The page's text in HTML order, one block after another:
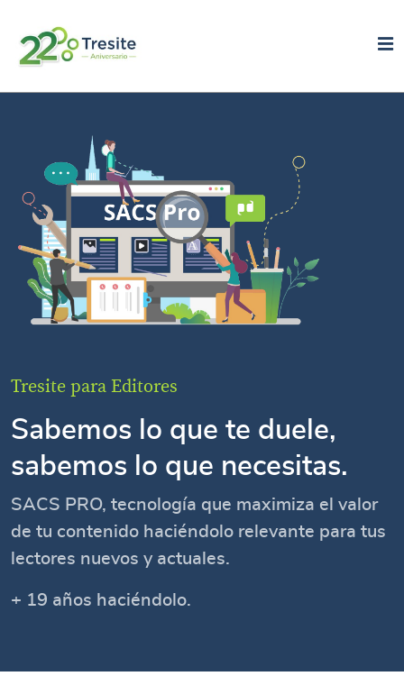
Tresite para Editores
Sabemos lo que te duele,
sabemos lo que necesitas.
SACS PRO, tecnología que maximiza el valor
de tu contenido haciéndolo relevante para tus
lectores nuevos y actuales.
+ 19 años haciéndolo.